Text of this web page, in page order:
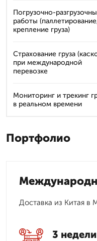
Погрузочно-
работы
крепление груза)
Страхование груза
при международной
перевозке
Мониторинг и трекинг
в реальном времени
Портфолио
Доставка из Китая в
3 недели